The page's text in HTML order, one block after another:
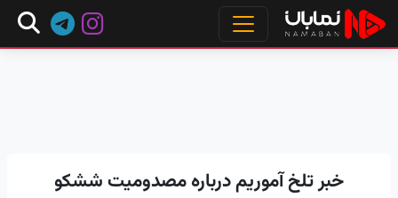
خبر تلخ آموریم درباره مصدومیت ششکو